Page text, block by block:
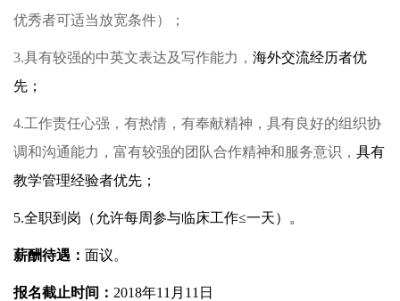
优秀者可适当放宽条件）；
3.具有较强的中英文表达及写作能力， 海外交流经历者优
先；
4.工作责任心强，有热情，有奉献精神，具有良好的组织协
调和沟通能力，富有较强的团队合作精神和服务意识， 具有
教学管理经验者优先；
5.全职到岗（允许每周参与临床工作≤一天）。
薪酬待遇： 面议。
报名截止时间： 2018年11月11日